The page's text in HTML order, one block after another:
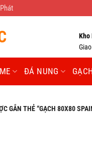
Kho
ĐÁ NUNG
GẮN THẺ “GẠCH 80X80